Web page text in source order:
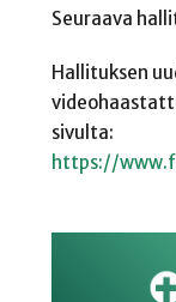
Seuraava
Hallituksen
sivulta:
https://